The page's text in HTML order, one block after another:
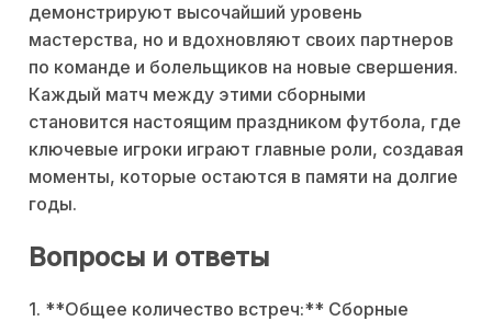
демонстрируют высочайший уровень
мастерства, но и вдохновляют своих партнеров
по команде и болельщиков на новые свершения.
Каждый матч между этими сборными
становится настоящим праздником футбола, где
ключевые игроки играют главные роли, создавая
моменты, которые остаются в памяти на долгие
годы.
Вопросы и ответы
1. **Общее количество встреч:** Сборные